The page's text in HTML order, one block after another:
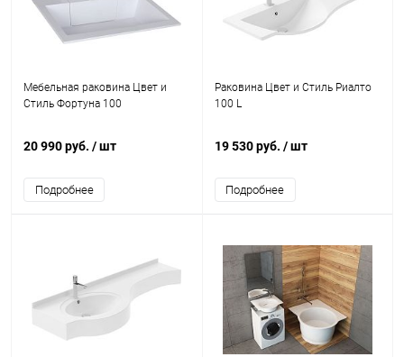
Мебельная раковина Цвет и
Стиль Фортуна 100
20 990 руб. / шт
Подробнее
Раковина Цвет и Стиль Риалто
100 L
19 530 руб. / шт
Подробнее